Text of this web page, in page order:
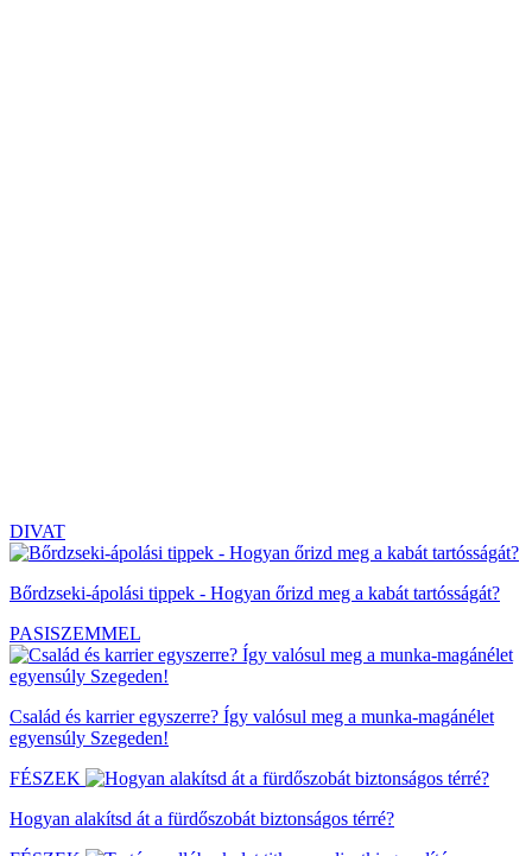
DIVAT
Bőrdzseki-ápolási tippek - Hogyan őrizd meg a kabát tartósságát?
PASISZEMMEL
Család és karrier egyszerre? Így valósul meg a munka-magánélet
egyensúly Szegeden!
FÉSZEK
Hogyan alakítsd át a fürdőszobát biztonságos térré?